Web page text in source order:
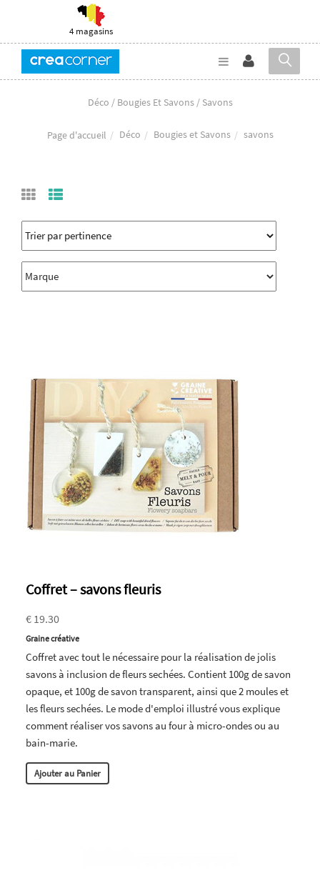
4 magasins
Déco / Bougies Et Savons / Savons
Page d'accueil Déco Bougies et Savons savons
Coffret – savons fleuris
€ 19.30
Graine créative
Coffret avec tout le nécessaire pour la réalisation de jolis
savons à inclusion de fleurs sechées. Contient 100g de savon
opaque, et 100g de savon transparent, ainsi que 2 moules et
les fleurs sechées. Le mode d'emploi illustré vous explique
comment réaliser vos savons au four à micro-ondes ou au
bain-marie.
Ajouter au Panier